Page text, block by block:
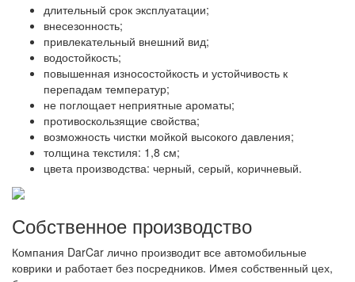
длительный срок эксплуатации;
внесезонность;
привлекательный внешний вид;
водостойкость;
повышенная износостойкость и устойчивость к
перепадам температур;
не поглощает неприятные ароматы;
противоскользящие свойства;
возможность чистки мойкой высокого давления;
толщина текстиля: 1,8 см;
цвета производства: черный, серый, коричневый.
Собственное производство
Компания DarCar лично производит все автомобильные
коврики и работает без посредников. Имея собственный цех,